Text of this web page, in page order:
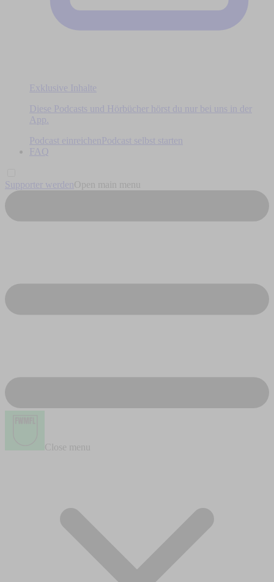
Exklusive Inhalte
Diese Podcasts und Hörbücher hörst du nur bei uns in der
App.
Podcast einreichen
Podcast selbst starten
FAQ
Supporter werden Open main menu
Close menu